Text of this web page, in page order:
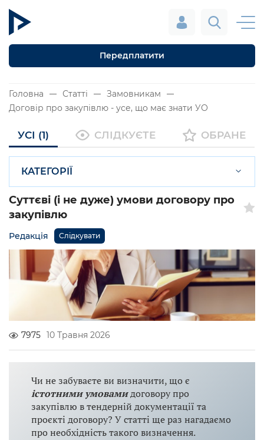
Передплатити
Головна Статті
Замовникам
Договір про закупівлю - усе, що має знати УО
УСІ (1) СЛІДКУЄТЕ ОБРАНЕ
КАТЕГОРІЇ
Суттєві (і не дуже) умови договору про
закупівлю
Редакція Слідкувати
7975 10 Травня 2026
Чи не забуваєте ви визначити, що є
істотними умовамидоговору про
закупівлю в тендерній документації та
проєкті договору? У статті ще раз нагадаємо
про необхідність такого визначення.